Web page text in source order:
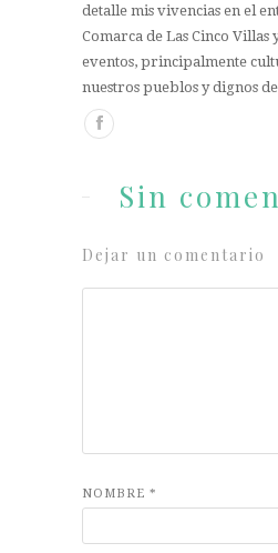
detalle mis vivencias en el
Comarca de Las Cinco Villas
eventos, principalmente
nuestros pueblos y dignos
Sin
Dejar un comentario
NOMBRE *